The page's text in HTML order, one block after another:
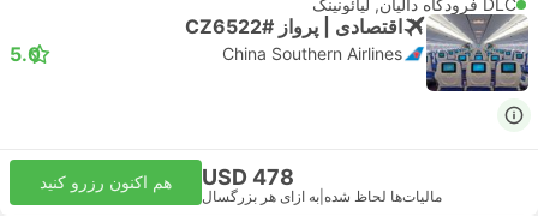
DLC فرودگاه دالیان, لیائونینگ
اقتصادی | پرواز #CZ6522
China Southern Airlines
5.0
USD 478
مالیات‌ها لحاظ شده به ازای هر بزرگسال
هم اکنون رزرو کنید